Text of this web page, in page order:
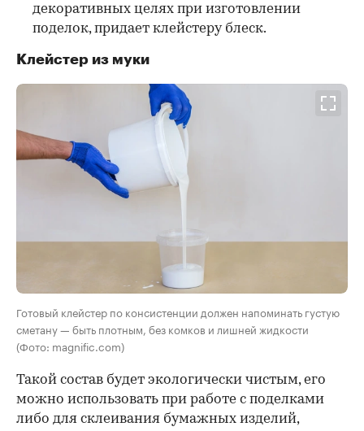
декоративных целях при изготовлении
поделок, придает клейстеру блеск.
Клейстер из муки
Готовый клейстер по консистенции должен напоминать густую
сметану — быть плотным, без комков и лишней жидкости
(Фото: magnific.com)
Такой состав будет экологически чистым, его
можно использовать при работе с поделками
либо для склеивания бумажных изделий,